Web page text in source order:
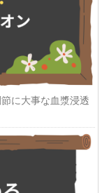
に大事な血漿浸透